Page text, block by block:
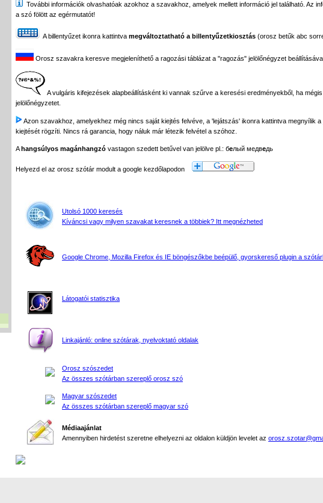
További információk olvashatóak azokhoz a szavakhoz, amelyek mellett információ jel található. Az
a szó fölött az egérmutatót!
A billentyűzet ikonra kattintva megváltoztatható a billentyűzetkiosztás (orosz betűk abc
Orosz szavakra keresve megjeleníthető a ragozási táblázat a "ragozás" jelölőnégyzet
A vulgáris kifejezések alapbeállításként ki vannak szűrve a keresési eredményekből, ha
jelölőnégyzetet.
Azon szavakhoz, amelyekhez még nincs saját kiejtés felvéve, a 'lejátszás' ikonra kattintva megnyílik a
kiejtését rögzíti. Nincs rá garancia, hogy náluk már létezik felvétel a szóhoz.
Ahangsúlyos magánhangzó vastagon szedett betűvel van jelölve pl.: белый медведь
Helyezd el az orosz szótár modult a google kezdőlapodon
Utolsó 1000 keresés
Kíváncsi vagy milyen szavakat keresnek a többiek? Itt megnézheted
Google Chrome, Mozilla Firefox és IE böngészőkbe beépülő, gyorskereső plugin a
Látogatói statisztika
Linkajánló: online szótárak, nyelvoktató oldalak
Orosz szószedet
Az összes szótárban szereplő orosz szó
Magyar szószedet
Az összes szótárban szereplő magyar szó
Médiaajánlat
Amennyiben hirdetést szeretne elhelyezni az oldalon küldjön levelet az